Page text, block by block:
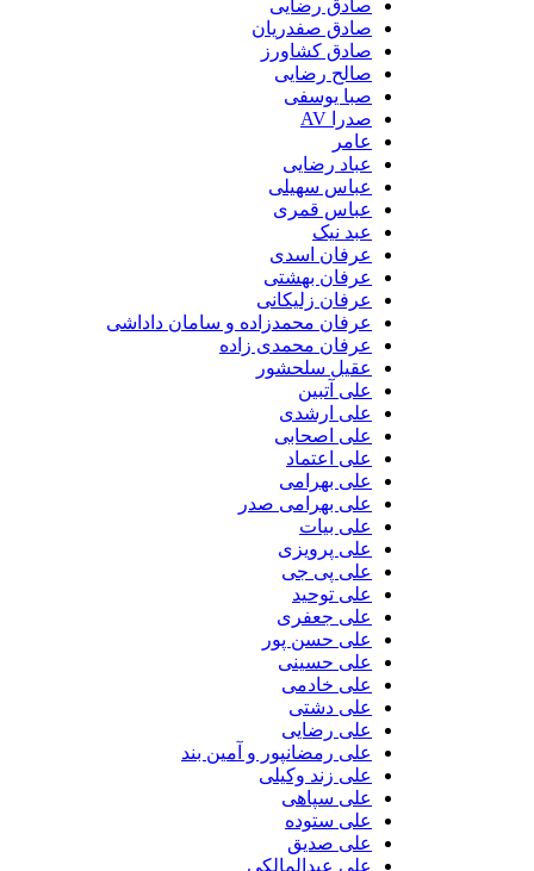
صادق رضایی
صادق صفدریان
صادق کشاورز
صالح رضایی
صبا یوسفی
صدرا AV
عامر
عباد رضایی
عباس سهیلی
عباس قمری
عبد نیک
عرفان اسدی
عرفان بهشتی
عرفان زلیکانی
عرفان محمدزاده و سامان داداشی
عرفان محمدی زاده
عقیل سلحشور
علی آتبین
علی ارشدی
علی اصحابی
علی اعتماد
علی بهرامی
علی بهرامی صدر
علی بیات
علی پرویزی
علی پی جی
علی توحید
علی جعفری
علی حسن پور
علی حسینی
علی خادمی
علی دشتی
علی رضایی
علی رمضانپور و آمین بند
علی زند وکیلی
علی سپاهی
علی ستوده
علی صدیق
علی عبدالمالکی